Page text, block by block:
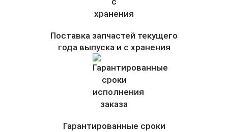
Поставка запчастей текущего
года выпуска и с хранения
Гарантированные сроки